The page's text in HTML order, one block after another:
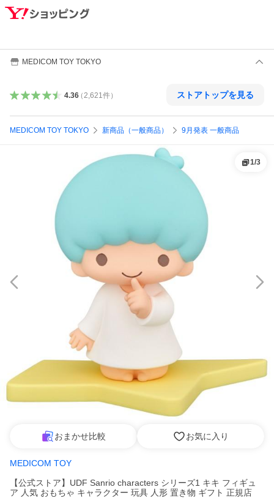
MEDICOM TOY TOKYO
4.36（ 2,621件） ストアトップを見る
MEDICOM TOY TOKYO 新商品（一般商品） 9月発表 一般商品
1/3
おまかせ比較 お気に入り
MEDICOM TOY
【公式ストア】UDF Sanrio characters シリーズ1 キキ フィギュ
ア 人気 おもちゃ キャラクター 玩具 人形 置き物 ギフト 正規店